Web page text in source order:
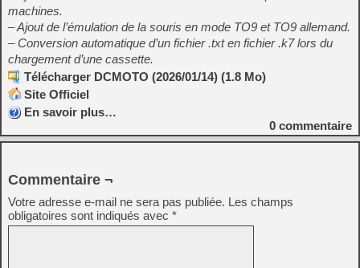
machines.
– Ajout de l’émulation de la souris en mode TO9 et TO9 allemand.
– Conversion automatique d’un fichier .txt en fichier .k7 lors du
chargement d’une cassette.
Télécharger DCMOTO (2026/01/14) (1.8 Mo)
Site Officiel
En savoir plus…
0 commentaire
Commentaire ¬
Votre adresse e-mail ne sera pas publiée. Les champs
obligatoires sont indiqués avec *